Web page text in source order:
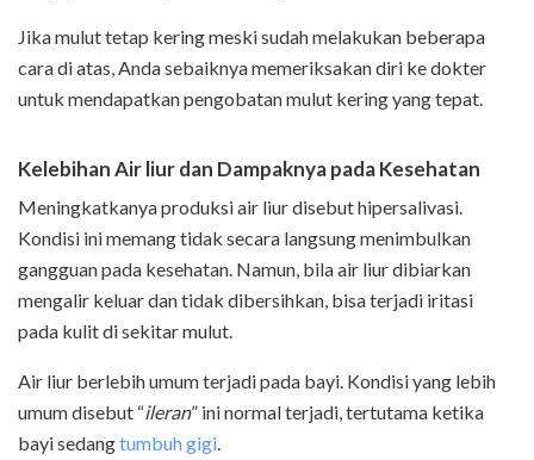
Jika mulut tetap kering meski sudah melakukan beberapa
cara di atas, Anda sebaiknya memeriksakan diri ke dokter
untuk mendapatkan pengobatan mulut kering yang tepat.
Kelebihan Air liur dan Dampaknya pada Kesehatan
Meningkatkanya produksi air liur disebut hipersalivasi.
Kondisi ini memang tidak secara langsung menimbulkan
gangguan pada kesehatan. Namun, bila air liur dibiarkan
mengalir keluar dan tidak dibersihkan, bisa terjadi iritasi
pada kulit di sekitar mulut.
Air liur berlebih umum terjadi pada bayi. Kondisi yang lebih
umum disebut “ileran” ini normal terjadi, tertutama ketika
bayi sedangtumbuh gigi.